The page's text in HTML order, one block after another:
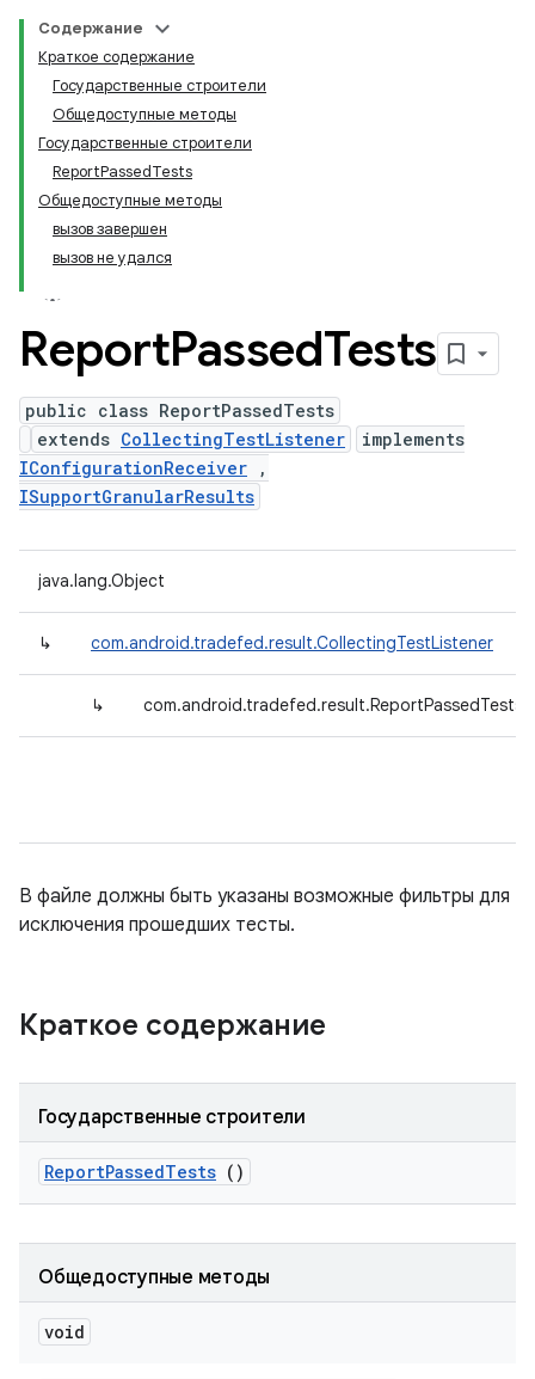
Содержание
Краткое содержание
Государственные строители
Общедоступные методы
Государственные строители
ReportPassedTests
Общедоступные методы
вызов завершен
вызов не удался
ReportPassedTests
public class ReportPassedTests
extends CollectingTestListener
implements
IConfigurationReceiver ,
ISupportGranularResults
java.lang.Object
↳ com.android.tradefed.result.CollectingTestListener
↳ com.android.tradefed.result.ReportPassedTests
В файле должны быть указаны возможные фильтры для
исключения прошедших тесты.
Краткое содержание
Государственные строители
ReportPassedTests ()
Общедоступные методы
void